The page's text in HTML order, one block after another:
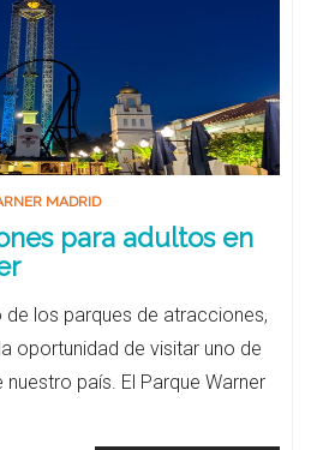
MADRID
para adultos en
de los parques de atracciones,
oportunidad de visitar uno de
país. El Parque Warner